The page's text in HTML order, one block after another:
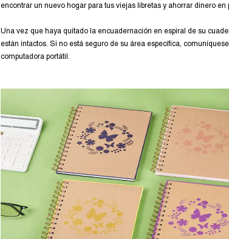
encontrar un nuevo hogar para tus viejas libretas y ahorrar dinero en
Una vez que haya quitado la encuadernación en espiral de su
están intactos. Si no está seguro de su área específica,
computadora portátil.